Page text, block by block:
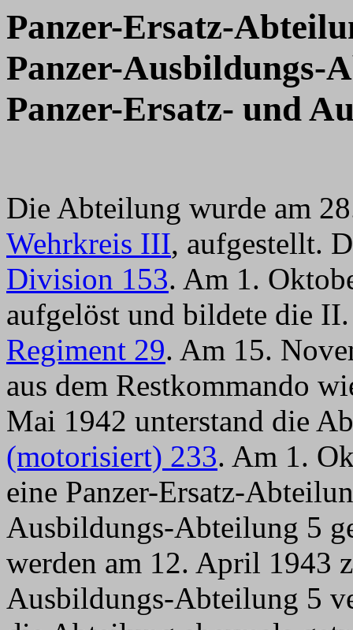
Panzer-Ersatz-
Panzer-Ausbildungs-
Panzer-Ersatz- und
Die Abteilung wurde am
Wehrkreis III, aufgestellt.
Division 153. Am 1.
aufgelöst und bildete die
Regiment 29. Am 15.
aus dem Restkommando
Mai 1942 unterstand die
(motorisiert) 233. Am 1.
eine Panzer-Ersatz-
Ausbildungs-Abteilung 5
werden am 12. April 1943
Ausbildungs-Abteilung 5